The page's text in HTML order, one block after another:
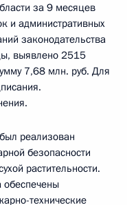
за 9 месяцев
и административных
законодательства
выявлено 2515
7,68 млн. руб. Для
реализован
безопасности
растительности.
обеспечены
технические